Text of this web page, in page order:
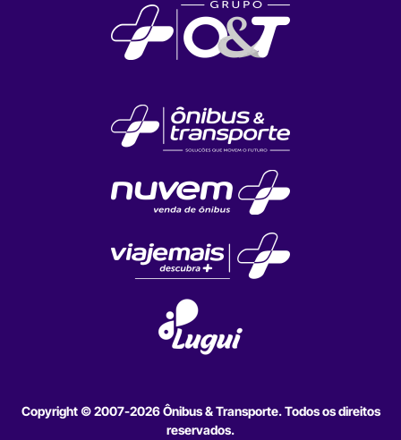
Copyright © 2007-2026 Ônibus & Transporte. Todos os direitos
reservados.